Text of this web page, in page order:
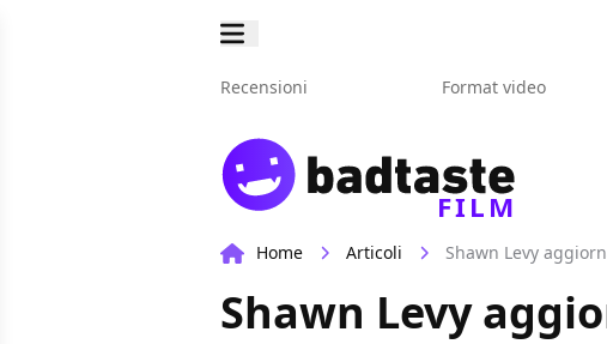
Recensioni Format video
FILM
Home Articoli Shawn Levy
Shawn Levy